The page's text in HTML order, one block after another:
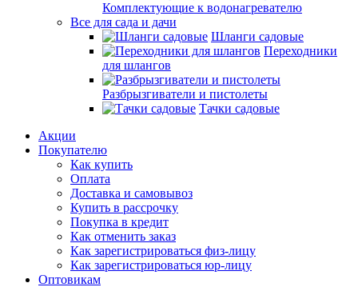
Комплектующие к водонагревателю
Все для сада и дачи
Шланги садовые
Переходники
для шлангов
Разбрызгиватели и пистолеты
Тачки садовые
Акции
Покупателю
Как купить
Оплата
Доставка и самовывоз
Купить в рассрочку
Покупка в кредит
Как отменить заказ
Как зарегистрироваться физ-лицу
Как зарегистрироваться юр-лицу
Оптовикам